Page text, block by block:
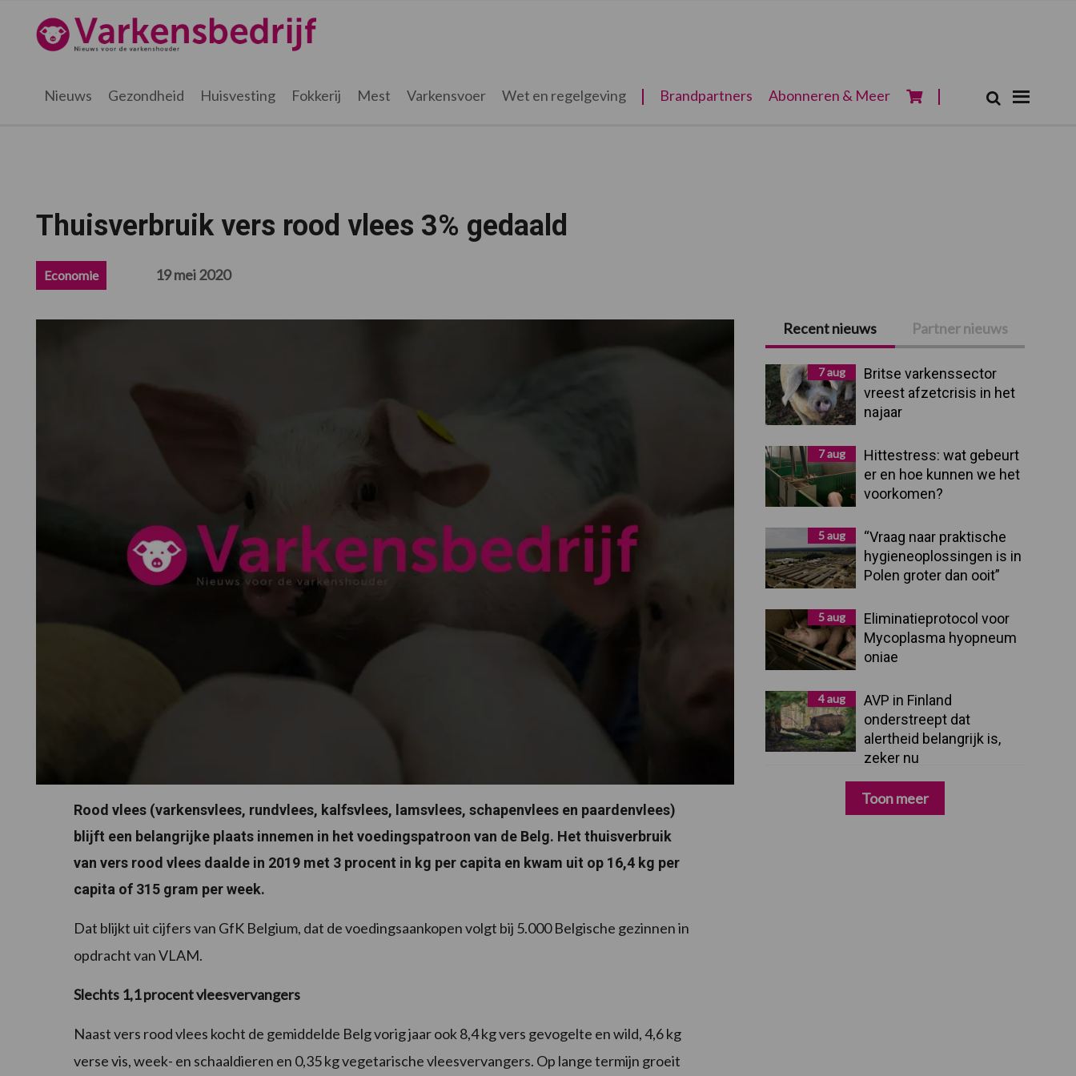
hoofdnavigatie
hoofd
eerste
voettekst
Varkensbedrijf.be
Nieuws Gezondheid Huisvesting Fokkerij Mest Varkensvoer Wet en regelgeving Brandpartners Abonneren & Meer Zoek
Thuisverbruik vers rood vlees 3% gedaald
Economie 19 mei 2020
Rood vlees (varkensvlees, rundvlees, kalfsvlees, lamsvlees, schapenvlees en paardenvlees)
blijft een belangrijke plaats innemen in het voedingspatroon van de Belg. Het thuisverbruik
van vers rood vlees daalde in 2019 met 3 procent in kg per capita en kwam uit op 16,4 kg per
capita of 315 gram per week.
Dat blijkt uit cijfers van GfK Belgium, dat de voedingsaankopen volgt bij 5.000 Belgische gezinnen in
opdracht van VLAM.
Slechts 1,1 procent vleesvervangers
Naast vers rood vlees kocht de gemiddelde Belg vorig jaar ook 8,4 kg vers gevogelte en wild, 4,6 kg
verse vis, week- en schaaldieren en 0,35 kg vegetarische vleesvervangers. Op lange termijn groeit
Primaire
Sidebar
Recent nieuws Partner nieuws
7 aug
Britse varkenssector
vreest afzetcrisis in het
najaar
7 aug
Hittestress: wat gebeurt
er en hoe kunnen we het
voorkomen?
5 aug
“Vraag naar praktische
hygieneoplossingen is in
Polen groter dan ooit”
5 aug
Eliminatieprotocol voor
Mycoplasma hyopneum
oniae
4 aug
AVP in Finland
onderstreept dat
alertheid belangrijk is,
zeker nu
Toon meer